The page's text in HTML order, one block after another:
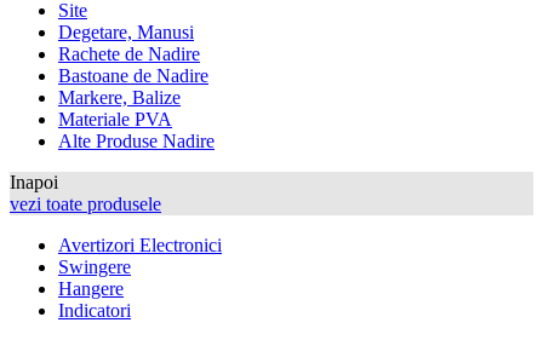
Site
Degetare, Manusi
Rachete de Nadire
Bastoane de Nadire
Markere, Balize
Materiale PVA
Alte Produse Nadire
Inapoi
vezi toate produsele
Avertizori Electronici
Swingere
Hangere
Indicatori